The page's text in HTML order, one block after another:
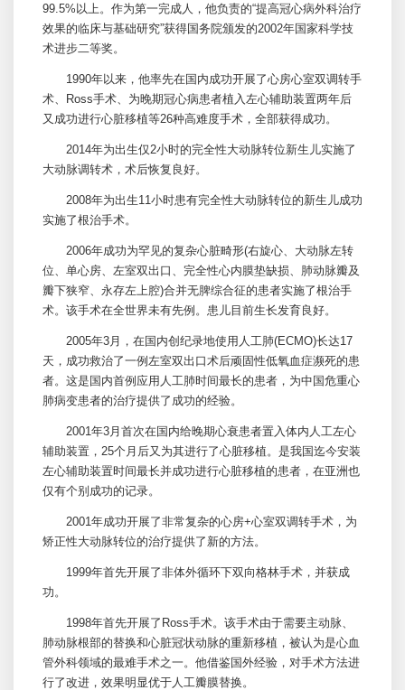
99.5%以上。作为第一完成人，他负责的“提高冠心病外科治疗
效果的临床与基础研究”获得国务院颁发的2002年国家科学技
术进步二等奖。
1990年以来，他率先在国内成功开展了心房心室双调转手
术、Ross手术、为晚期冠心病患者植入左心辅助装置两年后
又成功进行心脏移植等26种高难度手术，全部获得成功。
2014年为出生仅2小时的完全性大动脉转位新生儿实施了
大动脉调转术，术后恢复良好。
2008年为出生11小时患有完全性大动脉转位的新生儿成功
实施了根治手术。
2006年成功为罕见的复杂心脏畸形(右旋心、大动脉左转
位、单心房、左室双出口、完全性心内膜垫缺损、肺动脉瓣及
瓣下狭窄、永存左上腔)合并无脾综合征的患者实施了根治手
术。该手术在全世界未有先例。患儿目前生长发育良好。
2005年3月，在国内创纪录地使用人工肺(ECMO)长达17
天，成功救治了一例左室双出口术后顽固性低氧血症濒死的患
者。这是国内首例应用人工肺时间最长的患者，为中国危重心
肺病变患者的治疗提供了成功的经验。
2001年3月首次在国内给晚期心衰患者置入体内人工左心
辅助装置，25个月后又为其进行了心脏移植。是我国迄今安装
左心辅助装置时间最长并成功进行心脏移植的患者，在亚洲也
仅有个别成功的记录。
2001年成功开展了非常复杂的心房+心室双调转手术，为
矫正性大动脉转位的治疗提供了新的方法。
1999年首先开展了非体外循环下双向格林手术，并获成
功。
1998年首先开展了Ross手术。该手术由于需要主动脉、
肺动脉根部的替换和心脏冠状动脉的重新移植，被认为是心血
管外科领域的最难手术之一。他借鉴国外经验，对手术方法进
行了改进，效果明显优于人工瓣膜替换。